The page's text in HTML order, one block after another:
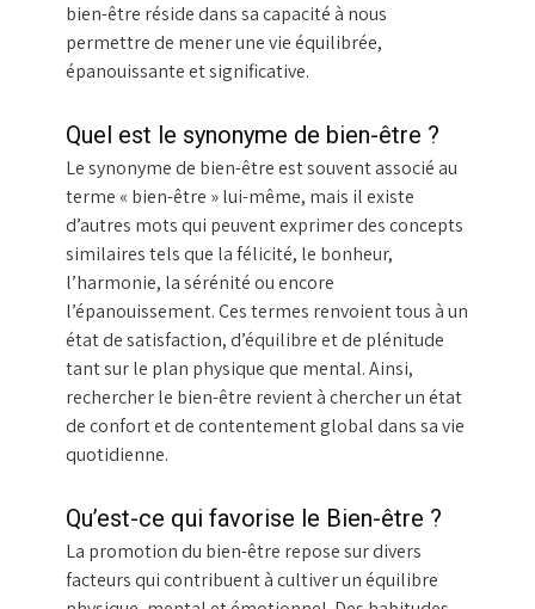
bien-être réside dans sa capacité à nous
permettre de mener une vie équilibrée,
épanouissante et significative.
Quel est le synonyme de bien-être ?
Le synonyme de bien-être est souvent associé au
terme « bien-être » lui-même, mais il existe
d’autres mots qui peuvent exprimer des concepts
similaires tels que la félicité, le bonheur,
l’harmonie, la sérénité ou encore
l’épanouissement. Ces termes renvoient tous à un
état de satisfaction, d’équilibre et de plénitude
tant sur le plan physique que mental. Ainsi,
rechercher le bien-être revient à chercher un état
de confort et de contentement global dans sa vie
quotidienne.
Qu’est-ce qui favorise le Bien-être ?
La promotion du bien-être repose sur divers
facteurs qui contribuent à cultiver un équilibre